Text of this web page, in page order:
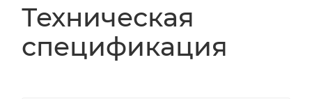
Техническая
спецификация